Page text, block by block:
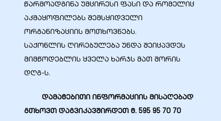
წარმოადგინა უმცირესი ფასი და რომელიც
აკმაყოფილებს შემსყიდველი
ორგანიზაციის მოთხოვნებს.
საქონლის ღირებულება უნდა შეიცავდეს
მიმწოდებლის ყველა ხარჯს მათ შორის
დღგ-ს.
დამატებითი ინფორმაციის მისაღებად
გთხოვთ დაგვიკავშირდეთ ტ. 595 95 70 70